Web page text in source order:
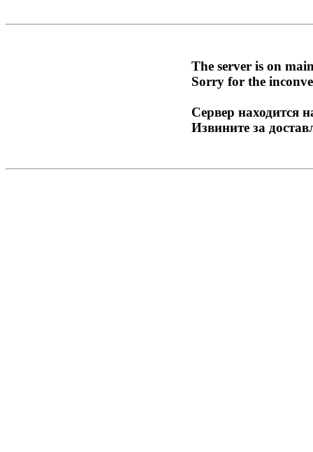
The server is on
Sorry for the
Сервер находится
Извините за